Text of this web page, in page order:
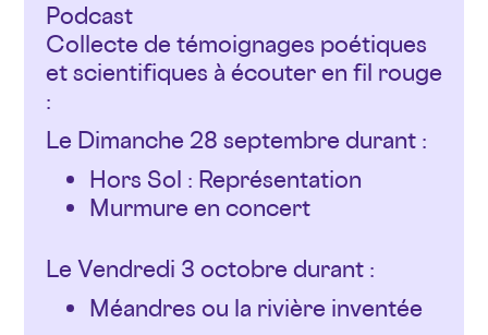
Podcast
Collecte de témoignages poétiques
et scientifiques à écouter en fil rouge
:
Le Dimanche 28 septembre durant :
Hors Sol : Représentation
Murmure en concert
Le Vendredi 3 octobre durant :
Méandres ou la rivière inventée